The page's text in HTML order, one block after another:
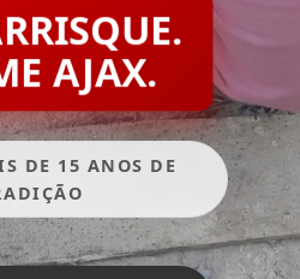
AJAX.
DE 15 ANOS DE